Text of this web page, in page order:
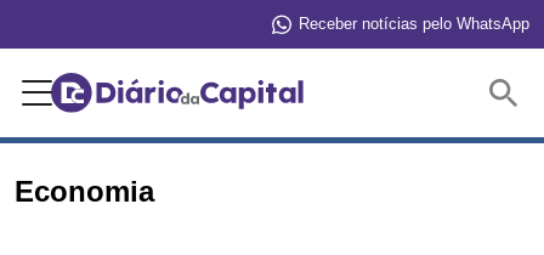
Receber notícias pelo WhatsApp
Economia